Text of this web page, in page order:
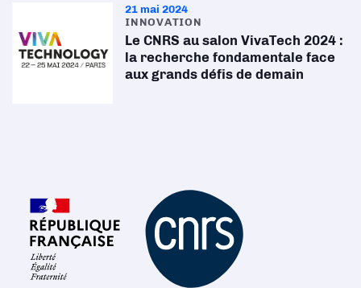
21 mai 2024
INNOVATION
Le CNRS au salon VivaTech 2024 :
la recherche fondamentale face
aux grands défis de demain